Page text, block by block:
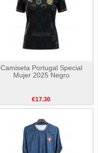
Camiseta Portugal Special
Mujer 2025 Negro
€17.30